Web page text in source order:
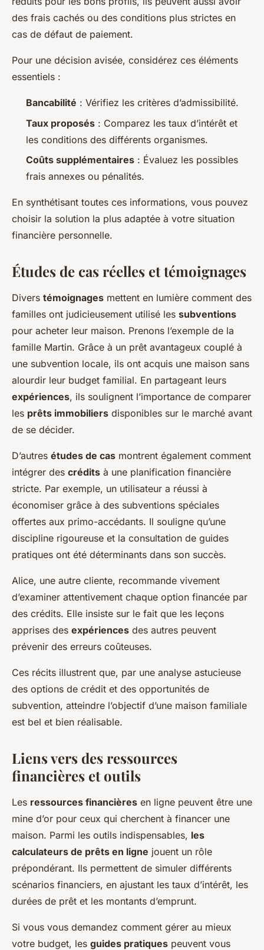
des frais cachés ou des conditions plus strictes en
cas de défaut de paiement.
Pour une décision avisée, considérez ces éléments
essentiels :
Bancabilité : Vérifiez les critères d’admissibilité.
Taux proposés : Comparez les taux d’intérêt et
les conditions des différents organismes.
Coûts supplémentaires : Évaluez les possibles
frais annexes ou pénalités.
En synthétisant toutes ces informations, vous pouvez
choisir la solution la plus adaptée à votre situation
financière personnelle.
Études de cas réelles et témoignages
Divers témoignages mettent en lumière comment des
familles ont judicieusement utilisé les subventions
pour acheter leur maison. Prenons l’exemple de la
famille Martin. Grâce à un prêt avantageux couplé à
une subvention locale, ils ont acquis une maison sans
alourdir leur budget familial. En partageant leurs
expériences, ils soulignent l’importance de comparer
les prêts immobiliers disponibles sur le marché avant
de se décider.
D’autres études de cas montrent également comment
intégrer des crédits à une planification financière
stricte. Par exemple, un utilisateur a réussi à
économiser grâce à des subventions spéciales
offertes aux primo-accédants. Il souligne qu’une
discipline rigoureuse et la consultation de guides
pratiques ont été déterminants dans son succès.
Alice, une autre cliente, recommande vivement
d’examiner attentivement chaque option financée par
des crédits. Elle insiste sur le fait que les leçons
apprises des expériences des autres peuvent
prévenir des erreurs coûteuses.
Ces récits illustrent que, par une analyse astucieuse
des options de crédit et des opportunités de
subvention, atteindre l’objectif d’une maison familiale
est bel et bien réalisable.
Liens vers des ressources
financières et outils
Les ressources financières en ligne peuvent être une
mine d’or pour ceux qui cherchent à financer une
maison. Parmi les outils indispensables, les
calculateurs de prêts en ligne jouent un rôle
prépondérant. Ils permettent de simuler différents
scénarios financiers, en ajustant les taux d’intérêt, les
durées de prêt et les montants d’emprunt.
Si vous vous demandez comment gérer au mieux
votre budget, les guides pratiques peuvent vous